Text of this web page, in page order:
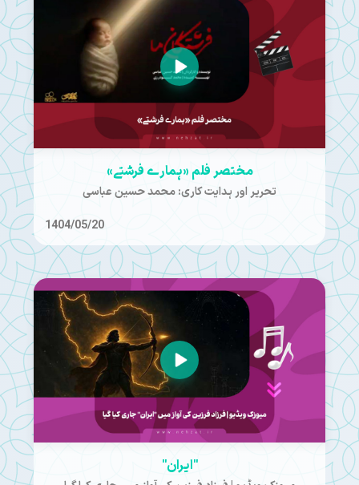
مختصر فلم «ہمارے فرشتے»
تحریر اور ہدایت کاری: محمد حسین عباسی
1404/05/20
"ایران"